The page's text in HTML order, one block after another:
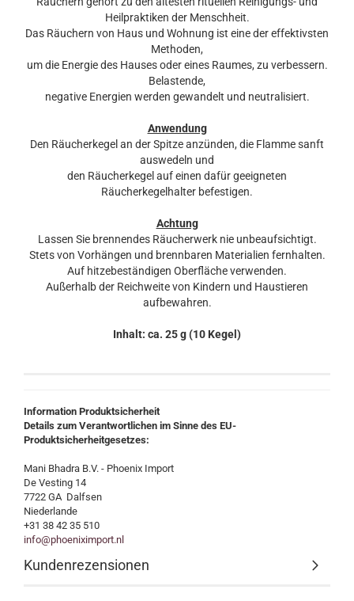
Heilpraktiken der Menschheit.
Das Räuchern von Haus und Wohnung ist eine der effektivsten
Methoden,
um die Energie des Hauses oder eines Raumes, zu verbessern.
Belastende,
negative Energien werden gewandelt und neutralisiert.
Anwendung
Den Räucherkegel an der Spitze anzünden, die Flamme sanft
auswedeln und
den Räucherkegel auf einen dafür geeigneten
Räucherkegelhalter befestigen.
Achtung
Lassen Sie brennendes Räucherwerk nie unbeaufsichtigt.
Stets von Vorhängen und brennbaren Materialien fernhalten.
Auf hitzebeständigen Oberfläche verwenden.
Außerhalb der Reichweite von Kindern und Haustieren
aufbewahren.
Inhalt: ca. 25 g (10 Kegel)
Information Produktsicherheit
Details zum Verantwortlichen im Sinne des EU-
Produktsicherheitgesetzes:
Mani Bhadra B.V. - Phoenix Import
De Vesting 14
7722 GA Dalfsen
Niederlande
+31 38 42 35 510
info@phoeniximport.nl
Kundenrezensionen